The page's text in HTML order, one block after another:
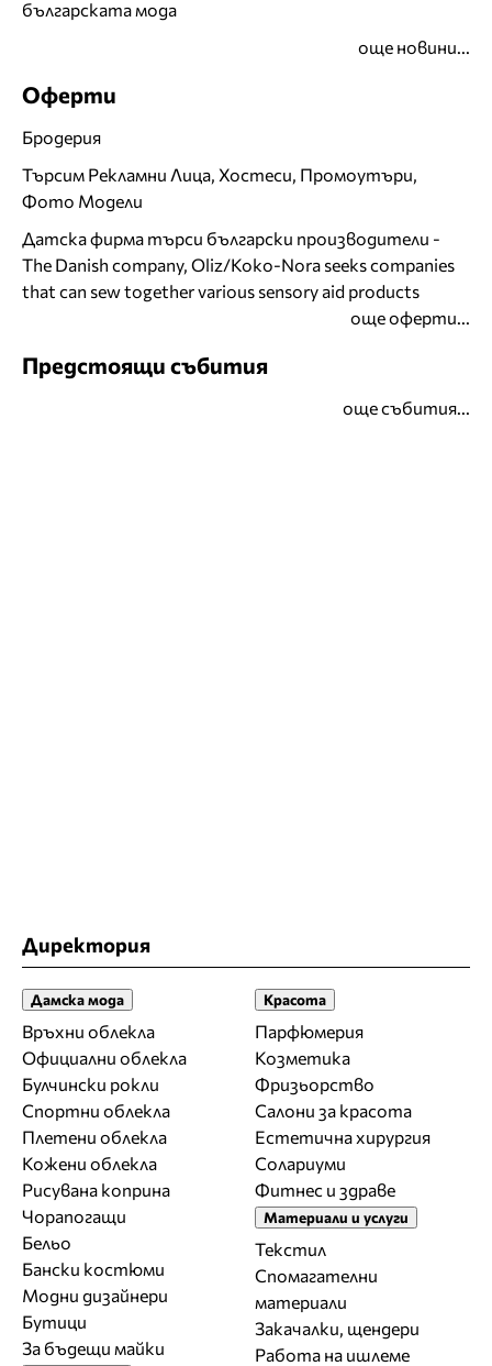
българската мода
още новини...
Оферти
Бродерия
Търсим Рекламни Лица, Хостеси, Промоутъри,
Фото Модели
Датска фирма търси български производители -
The Danish company, Oliz/Koko-Nora seeks companies
that can sew together various sensory aid products
още оферти...
Предстоящи събития
още събития...
Директория
Дамска мода
Връхни облекла
Официални облекла
Булчински рокли
Спортни облекла
Плетени облекла
Кожени облекла
Рисувана коприна
Чорапогащи
Бельо
Бански костюми
Модни дизайнери
Бутици
За бъдещи майки
Красота
Парфюмерия
Козметика
Фризьорство
Салони за красота
Естетична хирургия
Солариуми
Фитнес и здраве
Материали и услуги
Текстил
Спомагателни
материали
Закачалки, щендери
Работа на ишлеме